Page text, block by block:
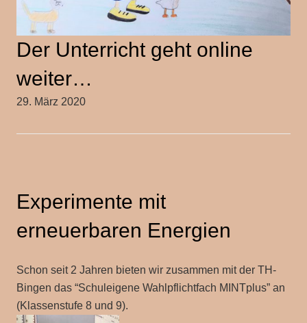
Der Unterricht geht online
weiter…
29. März 2020
Experimente mit
erneuerbaren Energien
Schon seit 2 Jahren bieten wir zusammen mit der TH-
Bingen das “Schuleigene Wahlpflichtfach MINTplus” an
(Klassenstufe 8 und 9).